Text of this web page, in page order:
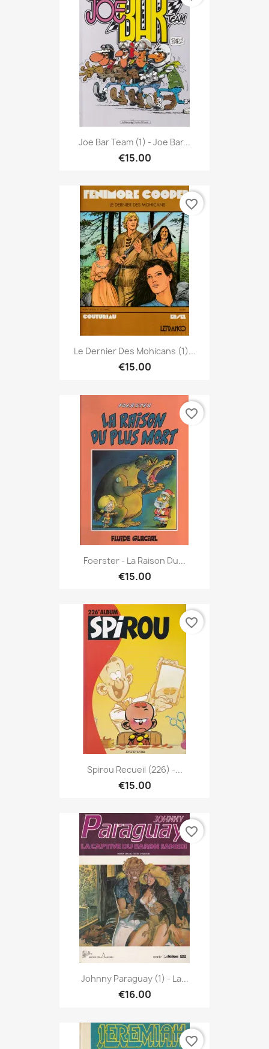
Joe Bar Team (1) - Joe Bar...
€15.00
Le Dernier Des Mohicans (1)...
€15.00
favorite_border
Foerster - La Raison Du...
€15.00
favorite_border
Spirou Recueil (226) -...
€15.00
favorite_border
Johnny Paraguay (1) - La...
€16.00
favorite_border
favorite_border